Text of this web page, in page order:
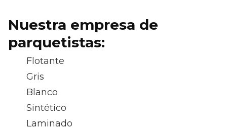
Nuestra empresa de
parquetistas:
Flotante
Gris
Blanco
Sintético
Laminado